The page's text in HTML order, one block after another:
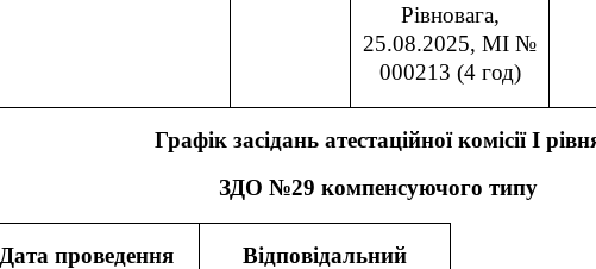
Рівновага,
25.08.2025, МІ №
000213 (4 год)
Графік засідань атестаційної комісії І
ЗДО №29 компенсуючого типу
Дата проведення Відповідальний